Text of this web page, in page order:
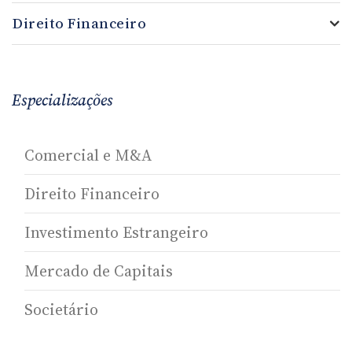
Direito Financeiro
Especializações
Comercial e M&A
Direito Financeiro
Investimento Estrangeiro
Mercado de Capitais
Societário